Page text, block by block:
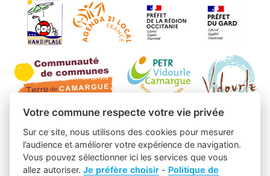
Votre commune respecte votre vie privée
Sur ce site, nous utilisons des cookies pour mesurer
l’audience et améliorer votre expérience de navigation.
Vous pouvez sélectionner ici les services que vous
allez autoriser.Je préfère choisir - Politique de